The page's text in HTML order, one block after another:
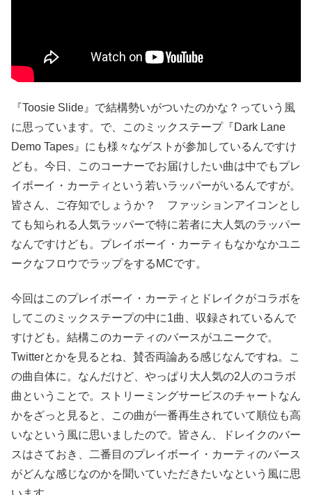
『Toosie Slide』で結構勢いがついたのかな？っていう風
に思っています。で、このミックステープ『Dark Lane
Demo Tapes』にも様々なゲストが参加しているんですけ
ども。今日、このコーナーでお届けしたい曲は中でもプレ
イボーイ・カーティという若いラッパーがいるんですが。
皆さん、ご存知でしょうか？ ファッションアイコンとし
ても知られる人気ラッパーで特に若者に大人気のラッパー
なんですけども。プレイボーイ・カーティもなかなかユニ
ークなフロウでラップをするMCです。
今回はこのプレイボーイ・カーティとドレイクがコラボを
してこのミックステープの中に1曲、収録されているんで
すけども。結構このカーティのバースがユニークで。
Twitterとかを見るとね、賛否両論ある感じなんですね。こ
の曲自体に。なんだけど、やっぱり大人気の2人のコラボ
曲ということで。ストリーミングサービスのチャートなん
かをざっと見ると、この曲が一番再生されていて順位も高
いなという風に思いましたので。皆さん、ドレイクのバー
スはさておき、二番目のプレイボーイ・カーティのバース
がどんな感じなのかを聞いていただきたいなという風に思